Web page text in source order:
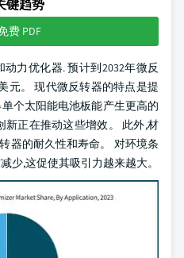
键趋势
费 PDF
力优化器. 预计到2032年微反
元。 现代微反转器的特点是提
个太阳能电池板能产生更高的
新正在推动这些增效。 此外,材
器的耐久性和寿命。 对环境条
少,这促使其吸引力越来越大。